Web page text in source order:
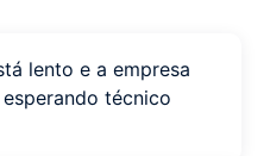
lento e a empresa
técnico